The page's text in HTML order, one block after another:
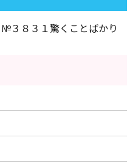
№３８３１驚くことばかり